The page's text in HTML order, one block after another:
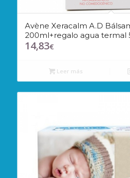
Avène Xeracalm A.D
200ml+regalo agua termal
14,83€
Leer más